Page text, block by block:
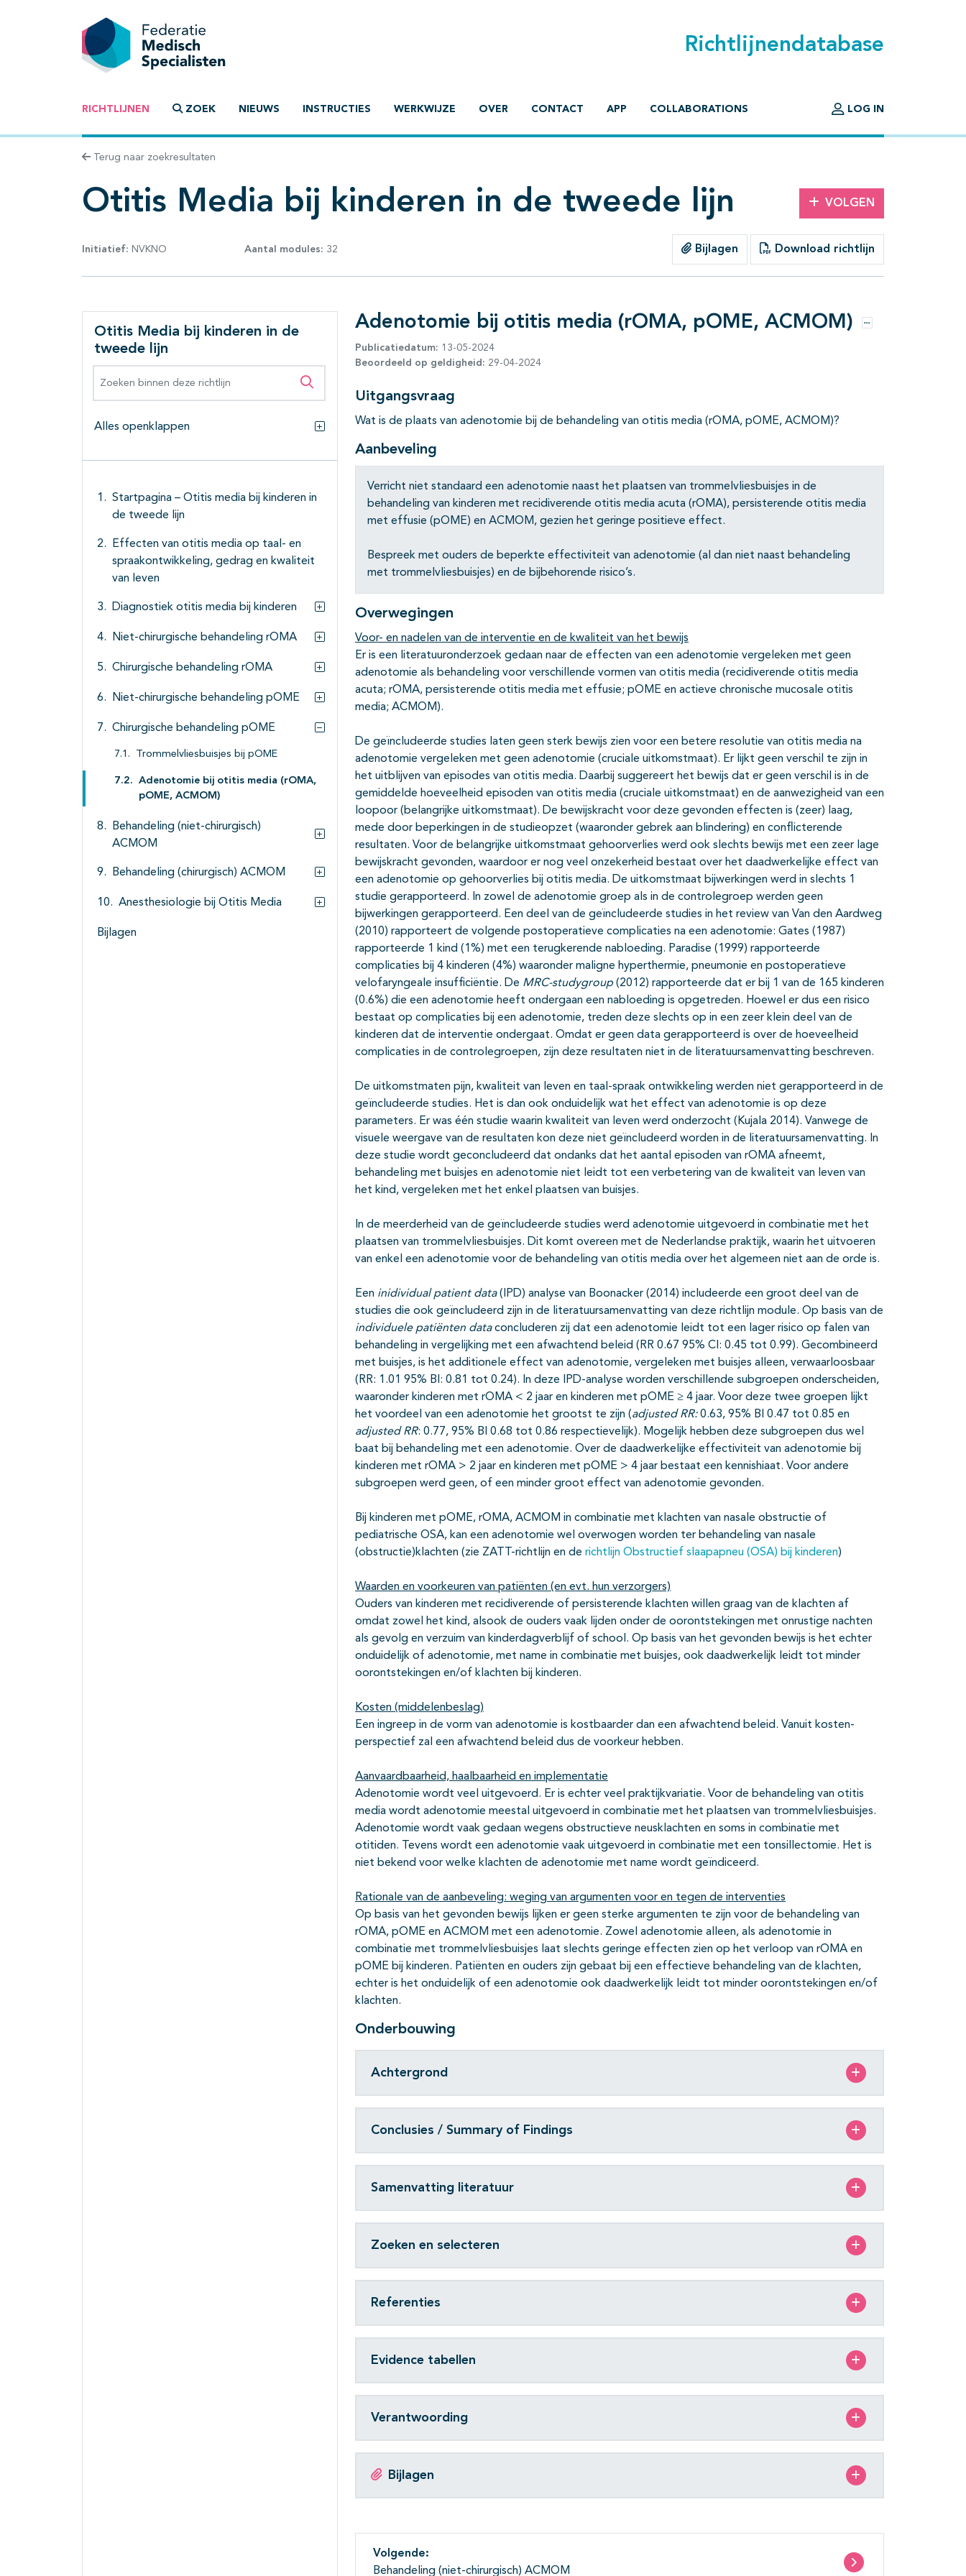
Richtlijnendatabase
RICHTLIJNEN ZOEK NIEUWS INSTRUCTIES WERKWIJZE OVER CONTACT APP COLLABORATIONS LOG IN
Terug naar zoekresultaten
Otitis Media bij kinderen in de tweede lijn VOLGEN
Initiatief: NVKNO Aantal modules: 32 Bijlagen Download richtlijn
Otitis Media bij kinderen in de
tweede lijn
Zoeken binnen deze richtlijn
Alles openklappen
Alles openklappen
Startpagina – Otitis media bij kinderen in
de tweede lijn
Effecten van otitis media op taal- en
spraakontwikkeling, gedrag en kwaliteit
van leven
Diagnostiek otitis media bij kinderen
Subpagina's open- en dichtklappen
Niet-chirurgische behandeling rOMA
Subpagina's open- en dichtklappen
Chirurgische behandeling rOMA
Subpagina's open- en dichtklappen
Niet-chirurgische behandeling pOME
Subpagina's open- en dichtklappen
Chirurgische behandeling pOME
Subpagina's open- en dichtklappen
Trommelvliesbuisjes bij pOME
Adenotomie bij otitis media (rOMA,
pOME, ACMOM)
Behandeling (niet-chirurgisch)
ACMOM
Subpagina's open- en dichtklappen
Behandeling (chirurgisch) ACMOM
Subpagina's open- en dichtklappen
Anesthesiologie bij Otitis Media
Subpagina's open- en dichtklappen
Bijlagen
Adenotomie bij otitis media (rOMA, pOME, ACMOM) Opties
Publicatiedatum: 13-05-2024
Beoordeeld op geldigheid: 29-04-2024
Uitgangsvraag
Wat is de plaats van adenotomie bij de behandeling van otitis media (rOMA, pOME, ACMOM)?
Aanbeveling
Verricht niet standaard een adenotomie naast het plaatsen van trommelvliesbuisjes in de
behandeling van kinderen met recidiverende otitis media acuta (rOMA), persisterende otitis media
met effusie (pOME) en ACMOM, gezien het geringe positieve effect.
Bespreek met ouders de beperkte effectiviteit van adenotomie (al dan niet naast behandeling
met trommelvliesbuisjes) en de bijbehorende risico’s.
Overwegingen
Voor- en nadelen van de interventie en de kwaliteit van het bewijs
Er is een literatuuronderzoek gedaan naar de effecten van een adenotomie vergeleken met geen
adenotomie als behandeling voor verschillende vormen van otitis media (recidiverende otitis media
acuta; rOMA, persisterende otitis media met effusie; pOME en actieve chronische mucosale otitis
media; ACMOM).
De geïncludeerde studies laten geen sterk bewijs zien voor een betere resolutie van otitis media na
adenotomie vergeleken met geen adenotomie (cruciale uitkomstmaat). Er lijkt geen verschil te zijn in
het uitblijven van episodes van otitis media. Daarbij suggereert het bewijs dat er geen verschil is in de
gemiddelde hoeveelheid episoden van otitis media (cruciale uitkomstmaat) en de aanwezigheid van een
loopoor (belangrijke uitkomstmaat). De bewijskracht voor deze gevonden effecten is (zeer) laag,
mede door beperkingen in de studieopzet (waaronder gebrek aan blindering) en conflicterende
resultaten. Voor de belangrijke uitkomstmaat gehoorverlies werd ook slechts bewijs met een zeer lage
bewijskracht gevonden, waardoor er nog veel onzekerheid bestaat over het daadwerkelijke effect van
een adenotomie op gehoorverlies bij otitis media. De uitkomstmaat bijwerkingen werd in slechts 1
studie gerapporteerd. In zowel de adenotomie groep als in de controlegroep werden geen
bijwerkingen gerapporteerd. Een deel van de geïncludeerde studies in het review van Van den Aardweg
(2010) rapporteert de volgende postoperatieve complicaties na een adenotomie: Gates (1987)
rapporteerde 1 kind (1%) met een terugkerende nabloeding. Paradise (1999) rapporteerde
complicaties bij 4 kinderen (4%) waaronder maligne hyperthermie, pneumonie en postoperatieve
velofaryngeale insufficiëntie. De MRC-studygroup (2012) rapporteerde dat er bij 1 van de 165 kinderen
(0.6%) die een adenotomie heeft ondergaan een nabloeding is opgetreden. Hoewel er dus een risico
bestaat op complicaties bij een adenotomie, treden deze slechts op in een zeer klein deel van de
kinderen dat de interventie ondergaat. Omdat er geen data gerapporteerd is over de hoeveelheid
complicaties in de controlegroepen, zijn deze resultaten niet in de literatuursamenvatting beschreven.
De uitkomstmaten pijn, kwaliteit van leven en taal-spraak ontwikkeling werden niet gerapporteerd in de
geïncludeerde studies. Het is dan ook onduidelijk wat het effect van adenotomie is op deze
parameters. Er was één studie waarin kwaliteit van leven werd onderzocht (Kujala 2014). Vanwege de
visuele weergave van de resultaten kon deze niet geïncludeerd worden in de literatuursamenvatting. In
deze studie wordt geconcludeerd dat ondanks dat het aantal episoden van rOMA afneemt,
behandeling met buisjes en adenotomie niet leidt tot een verbetering van de kwaliteit van leven van
het kind, vergeleken met het enkel plaatsen van buisjes.
In de meerderheid van de geïncludeerde studies werd adenotomie uitgevoerd in combinatie met het
plaatsen van trommelvliesbuisjes. Dit komt overeen met de Nederlandse praktijk, waarin het uitvoeren
van enkel een adenotomie voor de behandeling van otitis media over het algemeen niet aan de orde is.
Een inidividual patient data(IPD) analyse van Boonacker (2014) includeerde een groot deel van de
studies die ook geïncludeerd zijn in de literatuursamenvatting van deze richtlijn module. Op basis van de
individuele patiënten dataconcluderen zij dat een adenotomie leidt tot een lager risico op falen van
behandeling in vergelijking met een afwachtend beleid (RR 0.67 95% CI: 0.45 tot 0.99). Gecombineerd
met buisjes, is het additionele effect van adenotomie, vergeleken met buisjes alleen, verwaarloosbaar
(RR: 1.01 95% BI: 0.81 tot 0.24). In deze IPD-analyse worden verschillende subgroepen onderscheiden,
waaronder kinderen met rOMA < 2 jaar en kinderen met pOME ≥ 4 jaar. Voor deze twee groepen lijkt
het voordeel van een adenotomie het grootst te zijn (adjusted RR:0.63, 95% BI 0.47 tot 0.85 en
adjusted RR: 0.77, 95% BI 0.68 tot 0.86 respectievelijk). Mogelijk hebben deze subgroepen dus wel
baat bij behandeling met een adenotomie. Over de daadwerkelijke effectiviteit van adenotomie bij
kinderen met rOMA > 2 jaar en kinderen met pOME > 4 jaar bestaat een kennishiaat. Voor andere
subgroepen werd geen, of een minder groot effect van adenotomie gevonden.
Bij kinderen met pOME, rOMA, ACMOM in combinatie met klachten van nasale obstructie of
pediatrische OSA, kan een adenotomie wel overwogen worden ter behandeling van nasale
(obstructie)klachten (zie ZATT-richtlijn en de richtlijn Obstructief slaapapneu (OSA) bij kinderen)
Waarden en voorkeuren van patiënten (en evt. hun verzorgers)
Ouders van kinderen met recidiverende of persisterende klachten willen graag van de klachten af
omdat zowel het kind, alsook de ouders vaak lijden onder de oorontstekingen met onrustige nachten
als gevolg en verzuim van kinderdagverblijf of school. Op basis van het gevonden bewijs is het echter
onduidelijk of adenotomie, met name in combinatie met buisjes, ook daadwerkelijk leidt tot minder
oorontstekingen en/of klachten bij kinderen.
Kosten (middelenbeslag)
Een ingreep in de vorm van adenotomie is kostbaarder dan een afwachtend beleid. Vanuit kosten-
perspectief zal een afwachtend beleid dus de voorkeur hebben.
Aanvaardbaarheid, haalbaarheid en implementatie
Adenotomie wordt veel uitgevoerd. Er is echter veel praktijkvariatie. Voor de behandeling van otitis
media wordt adenotomie meestal uitgevoerd in combinatie met het plaatsen van trommelvliesbuisjes.
Adenotomie wordt vaak gedaan wegens obstructieve neusklachten en soms in combinatie met
otitiden. Tevens wordt een adenotomie vaak uitgevoerd in combinatie met een tonsillectomie. Het is
niet bekend voor welke klachten de adenotomie met name wordt geïndiceerd.
Rationale van de aanbeveling: weging van argumenten voor en tegen de interventies
Op basis van het gevonden bewijs lijken er geen sterke argumenten te zijn voor de behandeling van
rOMA, pOME en ACMOM met een adenotomie. Zowel adenotomie alleen, als adenotomie in
combinatie met trommelvliesbuisjes laat slechts geringe effecten zien op het verloop van rOMA en
pOME bij kinderen. Patiënten en ouders zijn gebaat bij een effectieve behandeling van de klachten,
echter is het onduidelijk of een adenotomie ook daadwerkelijk leidt tot minder oorontstekingen en/of
klachten.
Onderbouwing
Achtergrond
Conclusies / Summary of Findings
Samenvatting literatuur
Zoeken en selecteren
Referenties
Evidence tabellen
Verantwoording
Bijlagen
Volgende:
Behandeling (niet-chirurgisch) ACMOM